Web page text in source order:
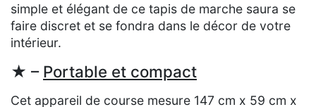
simple et élégant de ce tapis de marche saura se
faire discret et se fondra dans le décor de votre
intérieur.
★ – Portable et compact
Cet appareil de course mesure 147 cm x 59 cm x